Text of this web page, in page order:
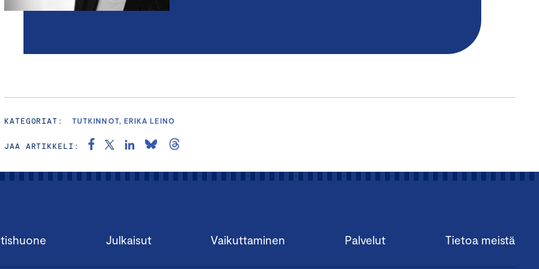
KATEGORIAT: TUTKINNOT, ERIKA LEINO
JAA ARTIKKELI:
Julkaisut Vaikuttaminen Palvelut Tietoa meistä